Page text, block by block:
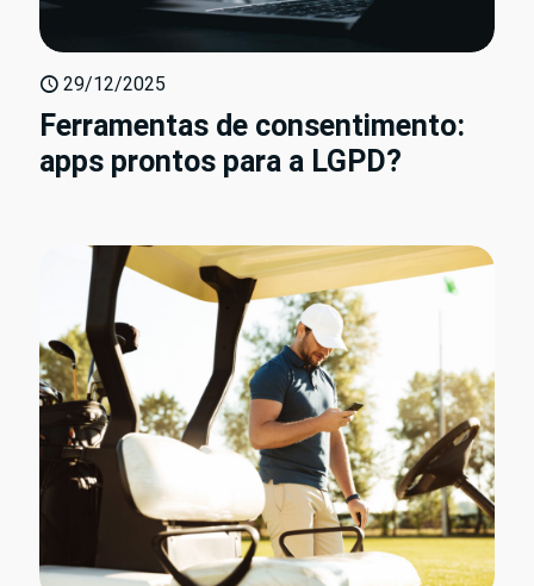
29/12/2025
Ferramentas de consentimento:
apps prontos para a LGPD?